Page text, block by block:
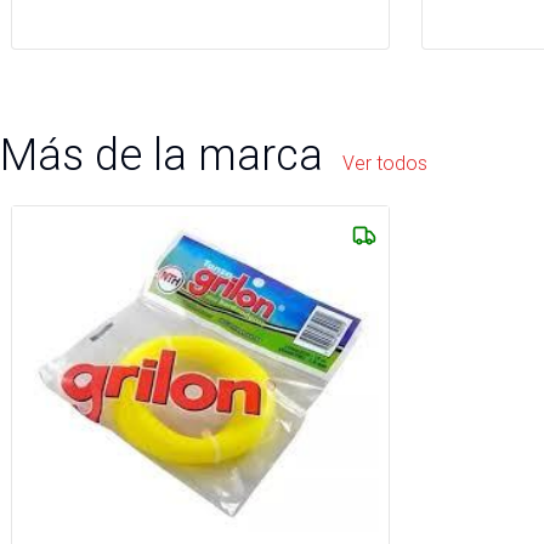
Más de la marca Ver todos